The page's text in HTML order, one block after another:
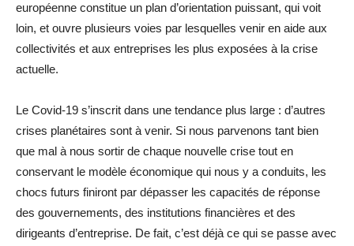
européenne constitue un plan d’orientation puissant, qui voit
loin, et ouvre plusieurs voies par lesquelles venir en aide aux
collectivités et aux entreprises les plus exposées à la crise
actuelle.
Le Covid-19 s’inscrit dans une tendance plus large : d’autres
crises planétaires sont à venir. Si nous parvenons tant bien
que mal à nous sortir de chaque nouvelle crise tout en
conservant le modèle économique qui nous y a conduits, les
chocs futurs finiront par dépasser les capacités de réponse
des gouvernements, des institutions financières et des
dirigeants d’entreprise. De fait, c’est déjà ce qui se passe avec